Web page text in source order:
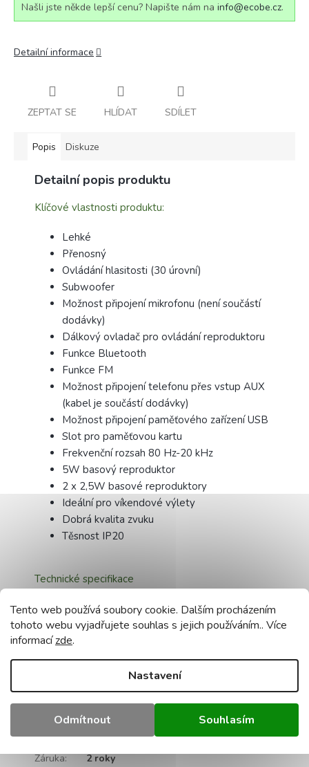
Tento web používá soubory cookie. Dalším procházením
tohoto webu vyjadřujete souhlas s jejich používáním.. Více
informacízde.
Nastavení
Odmítnout Souhlasím
Našli jste někde lepší cenu? Napište nám na info@ecobe.cz.
Detailní informace
ZEPTAT SE HLÍDAT SDÍLET
Popis Diskuze
Detailní popis produktu
Klíčové vlastnosti produktu:
Lehké
Přenosný
Ovládání hlasitosti (30 úrovní)
Subwoofer
Možnost připojení mikrofonu (není součástí
dodávky)
Dálkový ovladač pro ovládání reproduktoru
Funkce Bluetooth
Funkce FM
Možnost připojení telefonu přes vstup AUX
(kabel je součástí dodávky)
Možnost připojení paměťového zařízení USB
Slot pro paměťovou kartu
Frekvenční rozsah 80 Hz-20 kHz
5W basový reproduktor
2 x 2,5W basové reproduktory
Ideální pro víkendové výlety
Dobrá kvalita zvuku
Těsnost IP20
Technické specifikace
Výkon: 5 W + 2 x 2,5 W (10 W)
Frekvenční rozsah: 80Hz-20kHz
Vstupní impedance: 10 Ω
Rozměry: 120x190x155 mm
Nabíjení: 5V DC
Podpora: FM/USB/Bluetooth/T
Doplňkové parametry
Záruka:
2 roky